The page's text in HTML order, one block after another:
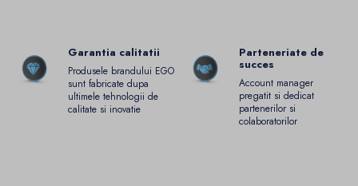
Garantia calitatii
Produsele brandului EGO
sunt fabricate dupa
ultimele tehnologii de
calitate si inovatie
Parteneriate de
succes
Account manager
pregatit si dedicat
partenerilor si
colaboratorilor